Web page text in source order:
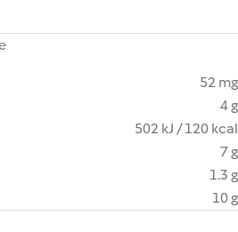
52 mg
4 g
502 kJ / 120 kcal
7 g
1.3 g
10 g